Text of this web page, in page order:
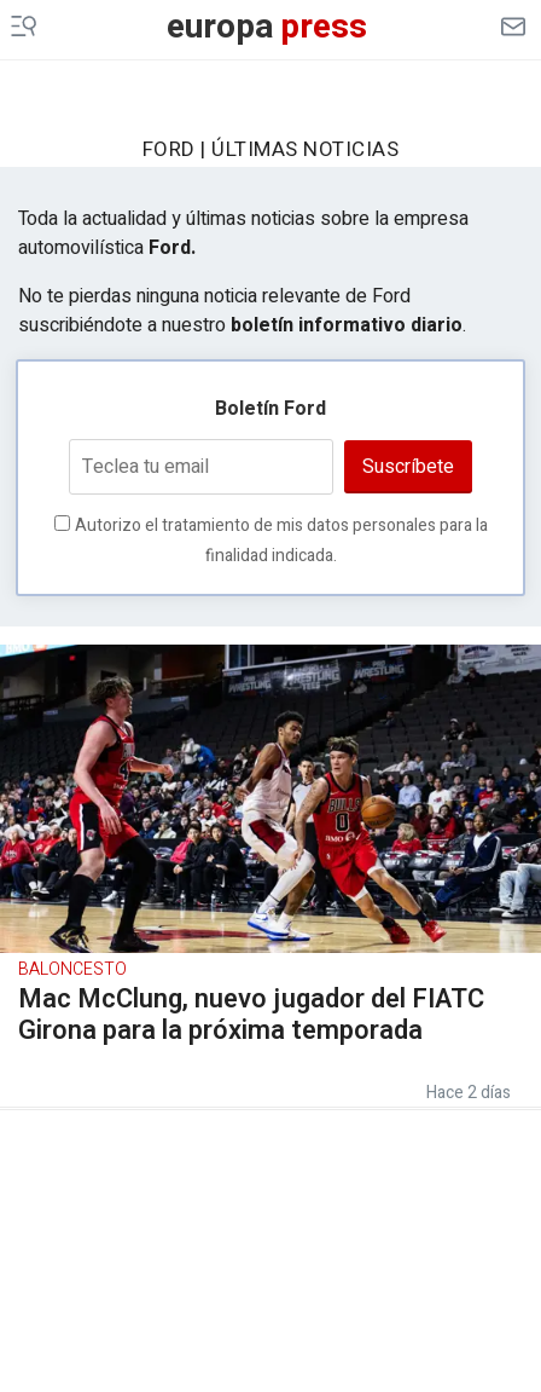
europapress
FORD | ÚLTIMAS NOTICIAS
Toda la actualidad y últimas noticias sobre la empresa
automovilística Ford.
No te pierdas ninguna noticia relevante de Ford
suscribiéndote a nuestro boletín informativo diario.
Boletín Ford
Suscríbete
Autorizo el tratamiento de mis datos personales para la
finalidad indicada.
BALONCESTO
Mac McClung, nuevo jugador del FIATC
Girona para la próxima temporada
Hace 2 días